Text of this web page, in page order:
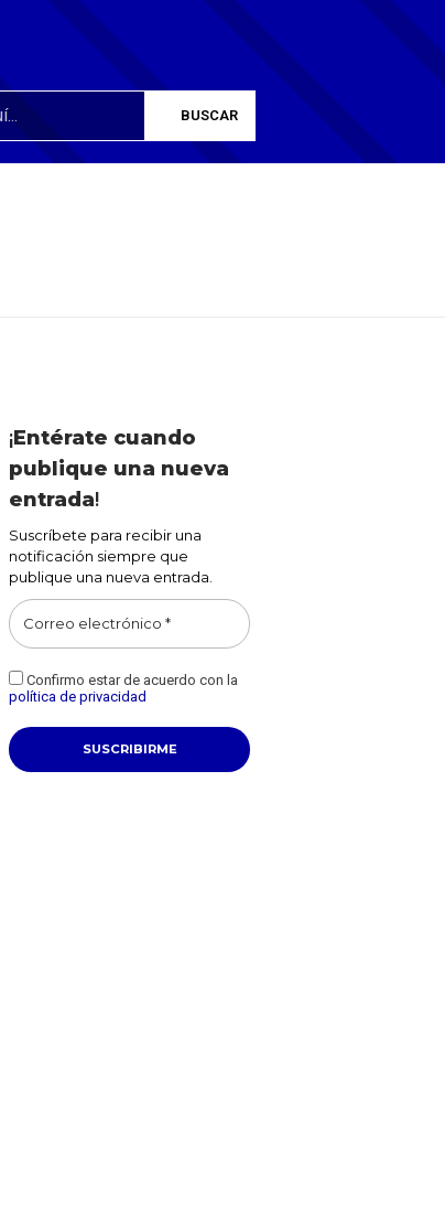
¡Entérate cuando
publique una nueva
entrada!
Suscríbete para recibir una
notificación siempre que
publique una nueva entrada.
Confirmo estar de acuerdo con la
política de privacidad